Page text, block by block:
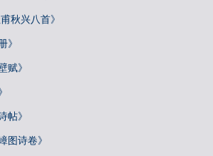
秋兴八首》
》
赋》
帖》
图诗卷》